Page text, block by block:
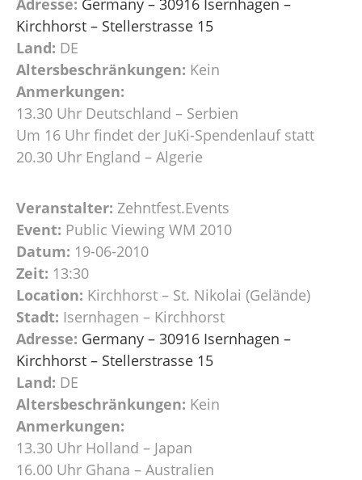
Kirchhorst – Stellerstrasse 15
Land: DE
Altersbeschränkungen: Kein
Anmerkungen:
13.30 Uhr Deutschland – Serbien
Um 16 Uhr findet der JuKi-Spendenlauf statt
20.30 Uhr England – Algerie
Veranstalter: Zehntfest.Events
Event: Public Viewing WM 2010
Datum: 19-06-2010
Zeit: 13:30
Location: Kirchhorst – St. Nikolai (Gelände)
Stadt: Isernhagen – Kirchhorst
Adresse: Germany – 30916 Isernhagen –
Kirchhorst – Stellerstrasse 15
Land: DE
Altersbeschränkungen: Kein
Anmerkungen:
13.30 Uhr Holland – Japan
16.00 Uhr Ghana – Australien